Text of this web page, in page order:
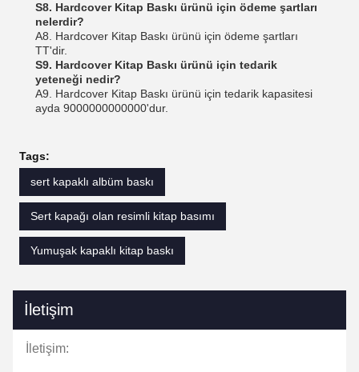
S8. Hardcover Kitap Baskı ürünü için ödeme şartları
nelerdir?
A8. Hardcover Kitap Baskı ürünü için ödeme şartları
TT'dir.
S9. Hardcover Kitap Baskı ürünü için tedarik
yeteneği nedir?
A9. Hardcover Kitap Baskı ürünü için tedarik kapasitesi
ayda 9000000000000'dur.
Tags:
sert kapaklı albüm baskı
Sert kapağı olan resimli kitap basımı
Yumuşak kapaklı kitap baskı
İletişim
İletişim: